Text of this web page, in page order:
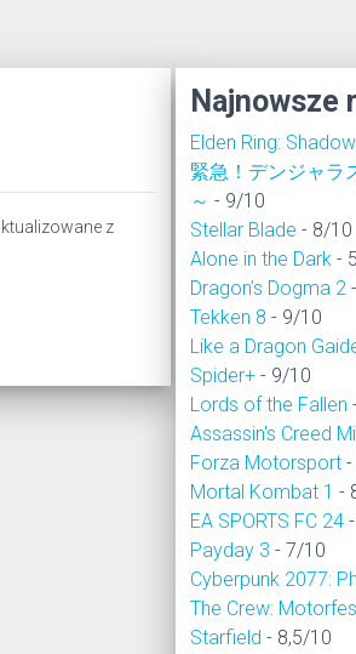
z
Najnowsze
Elden Ring:
緊急！デンジャラ
～ - 9/10
Stellar Blade - 8/10
Alone in the Dark -
Dragon’s Dogma 2
Tekken 8 - 9/10
Like a Dragon
Spider+ - 9/10
Lords of the Fallen
Assassin's Creed
Forza Motorsport
Mortal Kombat 1 -
EA SPORTS FC 24
Payday 3 - 7/10
Cyberpunk 2077:
The Crew:
Starfield - 8,5/10